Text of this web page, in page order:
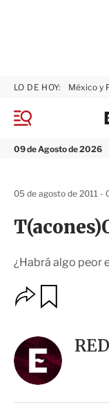
M
n
09 de Agosto de 2026
LO DE HOY: México y
¿Habrá algo peor
05 de agosto de 2011 -
O
p
n
e
s
a
r